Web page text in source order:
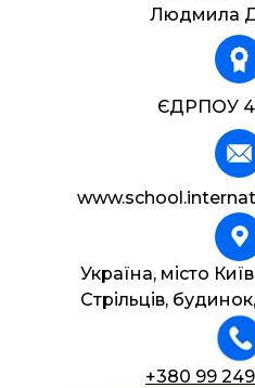
Людмила
ЄДРПОУ
Україна, місто
Стрільців,
+380 99